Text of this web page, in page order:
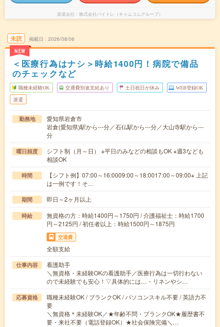
派遣会社 株式会社バイトレ（キャムコムグループ）
未読
NEW
掲載日 2026/08/06
＜医療行為はナシ＞時給1400円！病院で備品
のチェックなど
職種未経験OK 交通費別途支給あり 土日祝日が休み WEB登録OK
派遣
勤務地
愛知県岩倉市
岩倉(愛知県)駅から---分／石仏駅から---分／大山寺駅から---
分
曜日頻度
シフト制（月～日） ※平日のみなどの相談もOK ※週3なども
相談OK
時間
【シフト例】07:00～16:0009:00～18:0017:00～09:00※ 上記
は一例です！そ…
期間 即日～2ヶ月以上
時給
無資格の方：時給1400円～1750円 / 介護福祉士：時給1700
円～2125円 / 初任者以上：時給1500円～1875円
交通費
全額支給
仕事内容
看護助手
＼無資格・未経験OKの看護助手／医療行為は一切行わない
ので未経験でも安心！▽具体的には…・リネンやシ…
応募資格
職種未経験OK / ブランクOK / パソコンスキル不要 / 英語力不
要
＼無資格＊未経験OK／★年齢不問・ブランクOK★履歴書不
要・来社不要（電話登録OK）★社会保険完備＼…